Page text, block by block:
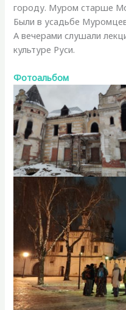
городу. Муром старше
Были в усадьбе
А вечерами слушали
культуре Руси.
Фотоальбом